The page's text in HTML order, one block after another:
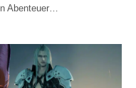
Abenteuer…